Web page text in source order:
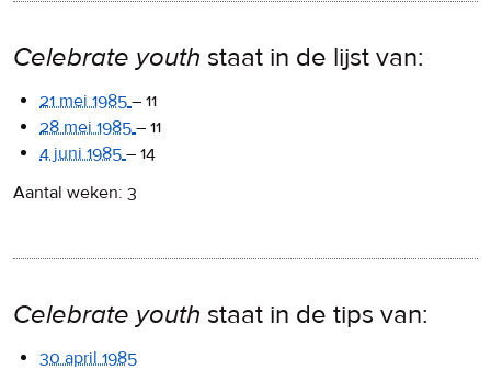
Celebrate youth staat in de lijst van:
21 mei 1985 – 11
28 mei 1985 – 11
4 juni 1985 – 14
Aantal weken: 3
Celebrate youth staat in de tips van:
30 april 1985